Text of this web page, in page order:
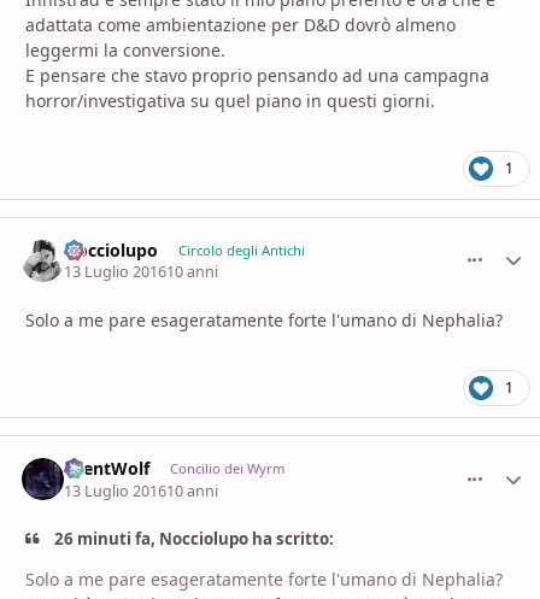
adattata come ambientazione per D&D dovrò almeno
leggermi la conversione.
E pensare che stavo proprio pensando ad una campagna
horror/investigativa su quel piano in questi giorni.
1
Nocciolupo Circolo degli Antichi
13 Luglio 201610 anni
Solo a me pare esageratamente forte l'umano di Nephalia?
1
SilentWolf Concilio dei Wyrm
13 Luglio 201610 anni
26 minuti fa, Nocciolupo ha scritto:
Solo a me pare esageratamente forte l'umano di Nephalia?